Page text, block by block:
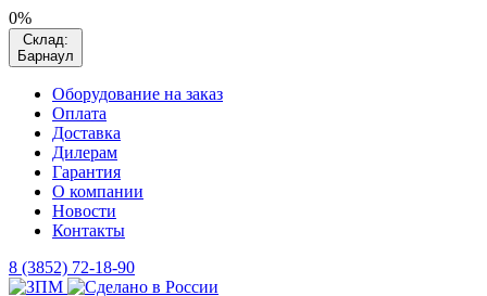
0%
Склад:
Барнаул
Оборудование на заказ
Оплата
Доставка
Дилерам
Гарантия
О компании
Новости
Контакты
8 (3852) 72-18-90